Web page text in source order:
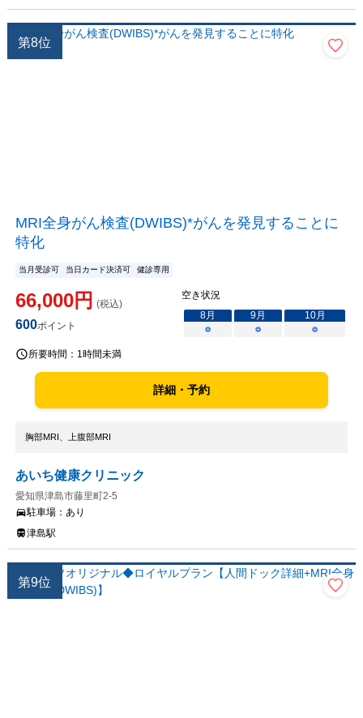
第8位
MRI全身がん検査(DWIBS)*がんを発見することに
特化
当月受診可 当日カード決済可 健診専用
66,000円 (税込)
600ポイント
空き状況
8月 9月 10月
○
○ ○
所要時間： 1時間未満
詳細・予約
胸部MRI、上腹部MRI
あいち健康クリニック
愛知県津島市藤里町2-5
駐車場： あり
津島駅
第9位